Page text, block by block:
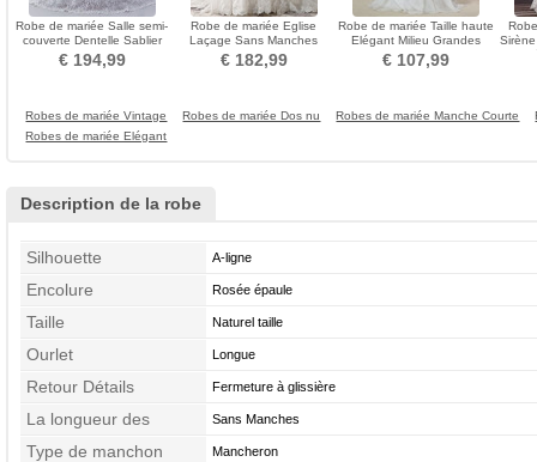
Robe de mariée Salle semi-
couverte Dentelle Sablier
Mancheron
€ 194,99
Robe de mariée Eglise
Laçage Sans Manches
aligne Formelle Perle
€ 182,99
Robe de mariée Taille haute
Elégant Milieu Grandes
Tailles Empire
€ 107,99
Robes de mariée Vintage Robes de mariée Dos nu Robes de mariée Manche Courte
Robes de mariée Elégant
Description de la robe
Silhouette A-ligne
Encolure Rosée épaule
Taille Naturel taille
Ourlet Longue
Retour Détails Fermeture à glissière
La longueur des
manches
Sans Manches
Type de manchon Mancheron